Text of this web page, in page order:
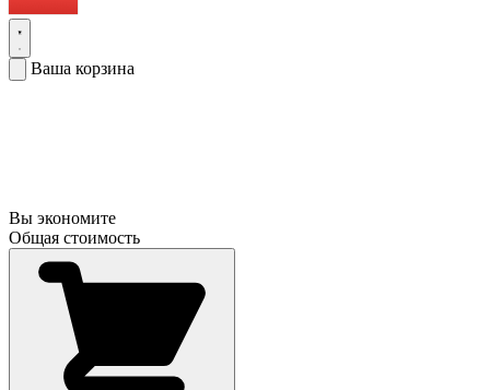
Ваша корзина
Вы экономите
Общая стоимость